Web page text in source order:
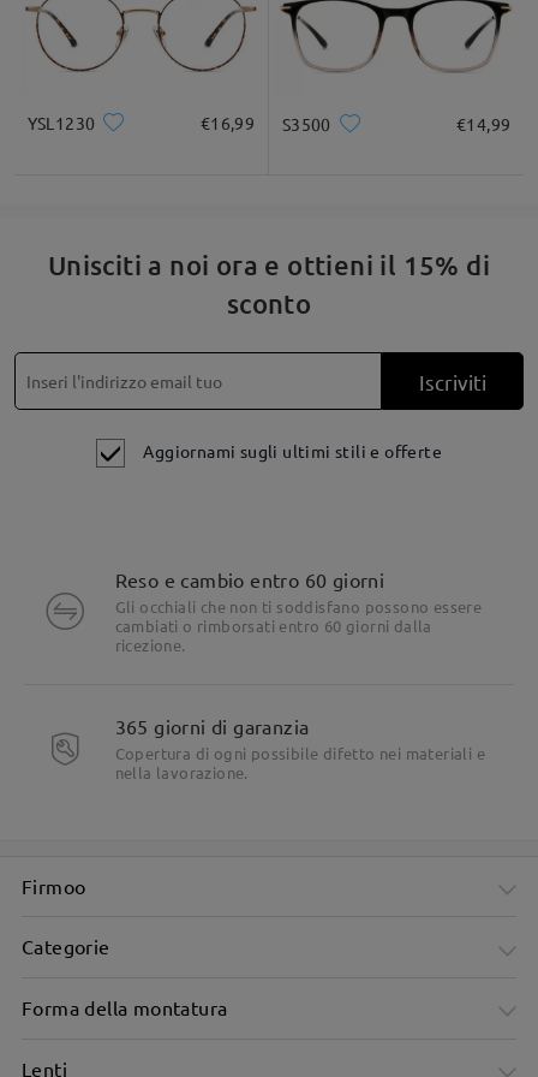
Quadrato Rotondo Cuore Diamante Ovale
* Solo a titolo di riferimento
YSL1230 €16,99 S3500 €14,99
Unisciti a noi ora e ottieni il 15% di
sconto
Iscriviti
Aggiornami sugli ultimi stili e offerte
Reso e cambio entro 60 giorni
Gli occhiali che non ti soddisfano possono essere
cambiati o rimborsati entro 60 giorni dalla
ricezione.
365 giorni di garanzia
Copertura di ogni possibile difetto nei materiali e
nella lavorazione.
Firmoo
Categorie
Forma della montatura
Lenti